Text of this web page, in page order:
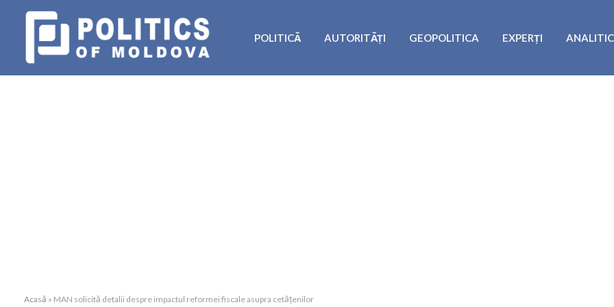
POLITICĂ AUTORITĂȚI GEOPOLITICA EXPERȚI
Acasă » MAN solicită detalii despre impactul reformei fiscale asupra cetățenilor